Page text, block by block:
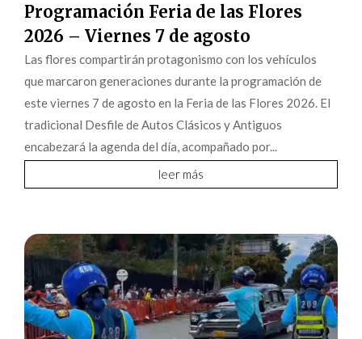
Programación Feria de las Flores
2026 – Viernes 7 de agosto
Las flores compartirán protagonismo con los vehículos
que marcaron generaciones durante la programación de
este viernes 7 de agosto en la Feria de las Flores 2026. El
tradicional Desfile de Autos Clásicos y Antiguos
encabezará la agenda del día, acompañado por...
leer más